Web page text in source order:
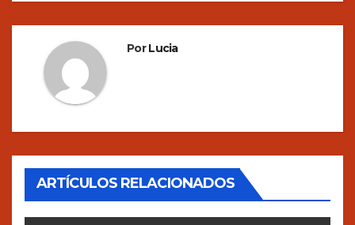
PorLucia
ARTÍCULOS RELACIONADOS